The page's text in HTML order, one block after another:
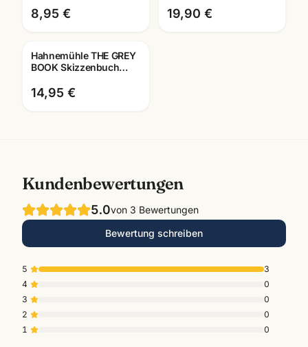
Skizzenbuch
Künstlerbedarf
8,95 €
Zeichenpapier ·
Künstlerbedarf Ma
19,90 €
Hahnemühle THE GREY
BOOK Skizzenbuch
Zeichenpapier
14,95 €
Kundenbewertungen
5.0von 3 Bewertungen
Bewertung schreiben
5
3
4
0
3
0
2
0
1
0